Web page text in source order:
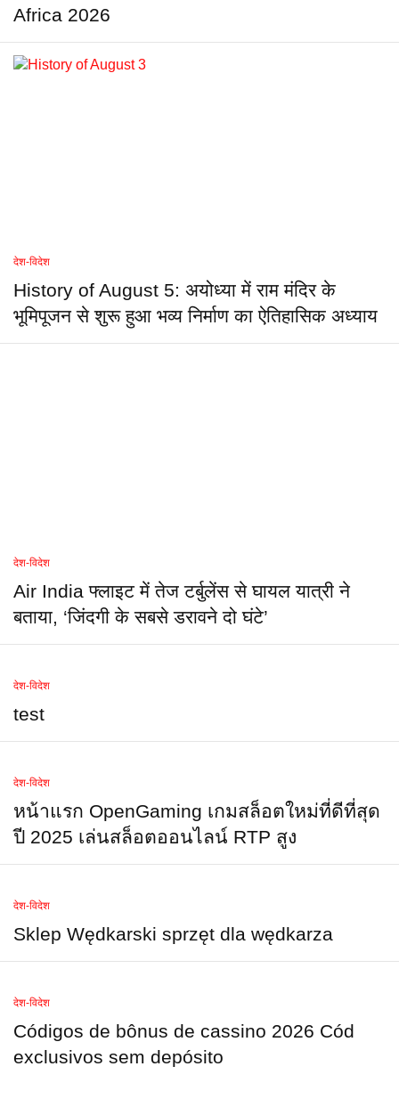
Africa 2026
देश-विदेश
History of August 5: अयोध्या में राम मंदिर के
भूमिपूजन से शुरू हुआ भव्य निर्माण का ऐतिहासिक अध्याय
देश-विदेश
Air India फ्लाइट में तेज टर्बुलेंस से घायल यात्री ने
बताया, ‘जिंदगी के सबसे डरावने दो घंटे’
देश-विदेश
test
देश-विदेश
หน้าแรก OpenGaming เกมสล็อตใหม่ที่ดีที่สุด
ปี 2025 เล่นสล็อตออนไลน์ RTP สูง
देश-विदेश
Sklep Wędkarski sprzęt dla wędkarza
देश-विदेश
Códigos de bônus de cassino 2026 Cód
exclusivos sem depósito